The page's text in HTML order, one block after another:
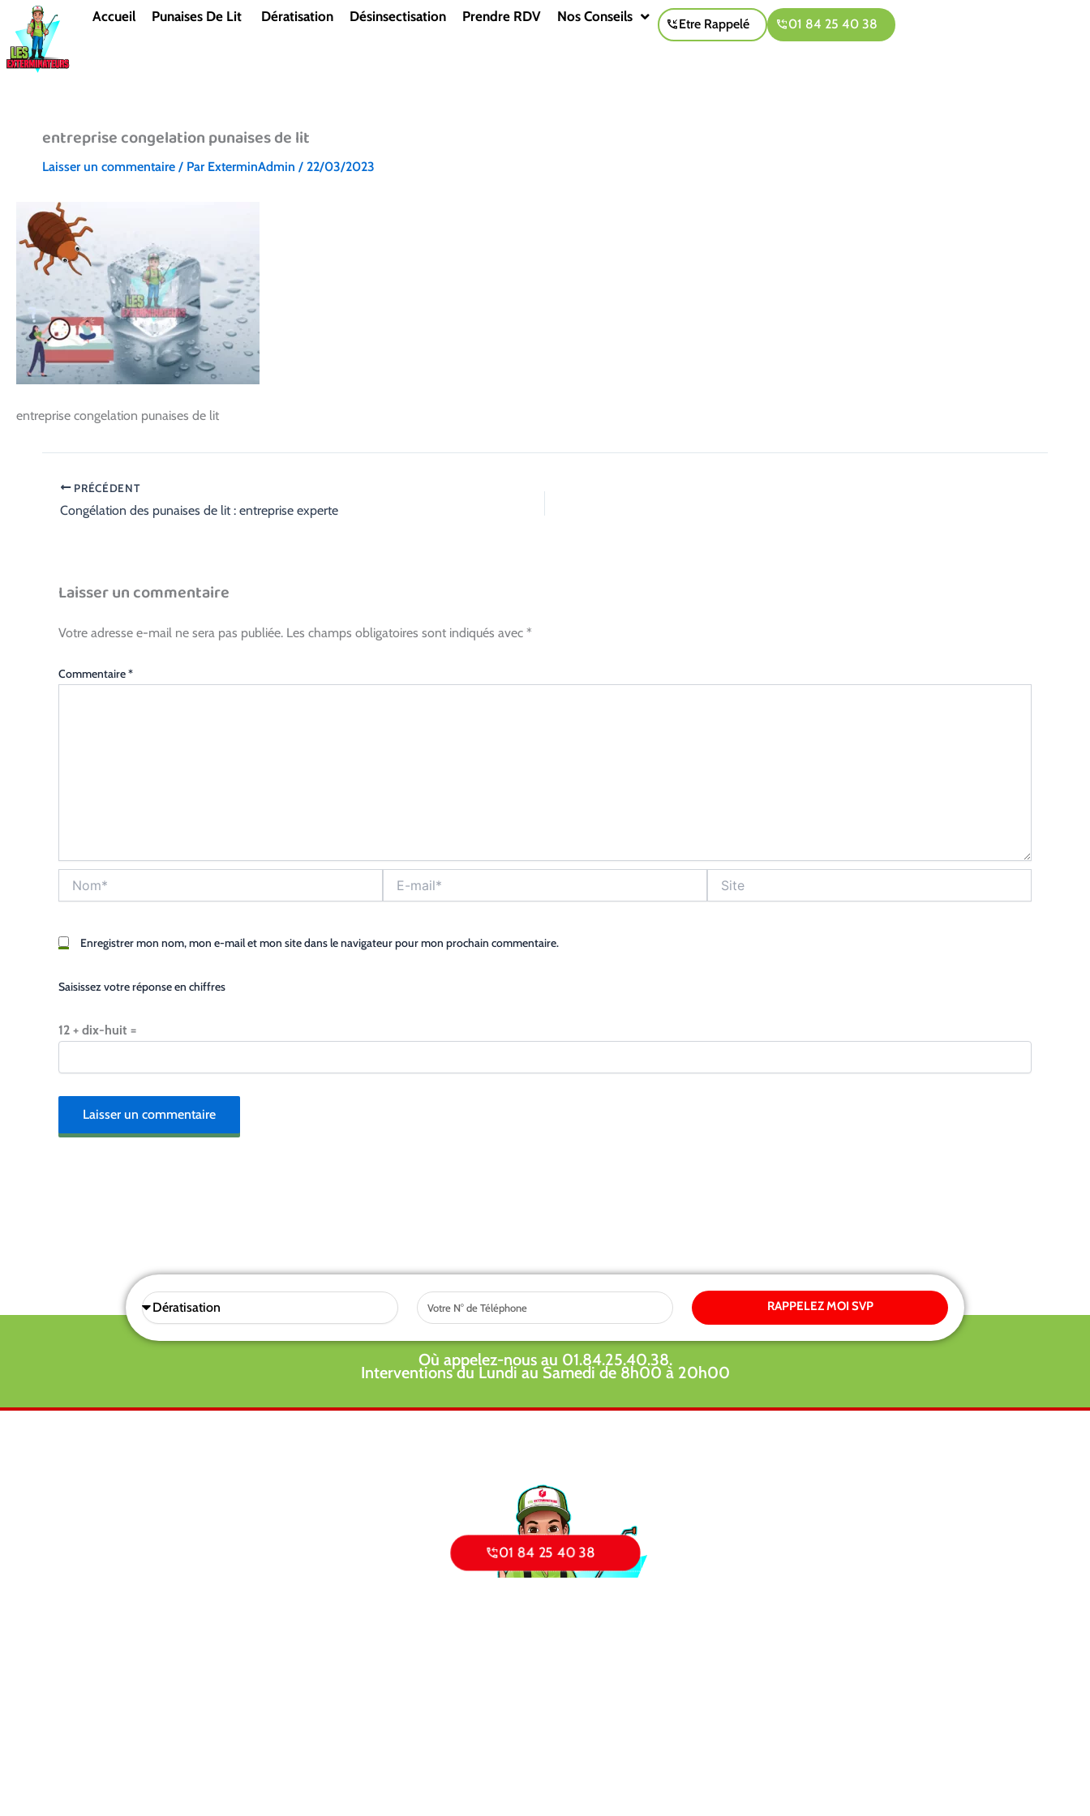
contenu
Accueil Punaises De Lit Dératisation Désinsectisation Prendre RDV Nos Conseils Etre Rappelé 01 84 25 40 38
entreprise congelation punaises de lit
Laisser un commentaire / Par ExterminAdmin / 22/03/2023
entreprise congelation punaises de lit
PRÉCÉDENT
Congélation des punaises de lit : entreprise experte
Laisser un commentaire
Votre adresse e-mail ne sera pas publiée. Les champs obligatoires sont indiqués avec *
Commentaire*
mail*
Enregistrer mon nom, mon e-mail et mon site dans le navigateur pour mon prochain commentaire.
Saisissez votre réponse en chiffres
12 + dix-huit =
Sélectionnez
une
Tel RAPPELEZ MOI SVP
Où appelez-nous au 01.84.25.40.38.
Interventions du Lundi au Samedi de 8h00 à 20h00
01 84 25 40 38